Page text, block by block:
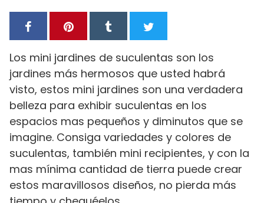
Los mini jardines de suculentas son los
jardines más hermosos que usted habrá
visto, estos mini jardines son una verdadera
belleza para exhibir suculentas en los
espacios mas pequeños y diminutos que se
imagine. Consiga variedades y colores de
suculentas, también mini recipientes, y con la
mas mínima cantidad de tierra puede crear
estos maravillosos diseños, no pierda más